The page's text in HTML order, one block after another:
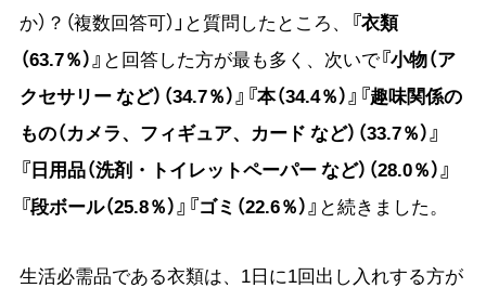
か）？（複数回答可）」と質問したところ、
『衣類
（63.7％）』 と回答した方が最も多く、次いで『小物（ア
クセサリー など）（34.7％）』『本（34.4％）』『趣味関係の
もの（カメラ、フィギュア、カード など）（33.7％）』
『日用品（洗剤・トイレットペーパー など）（28.0％）』
『段ボール（25.8％）』『ゴミ（22.6％）』 と続きました。
生活必需品である衣類は、1日に1回出し入れする方が